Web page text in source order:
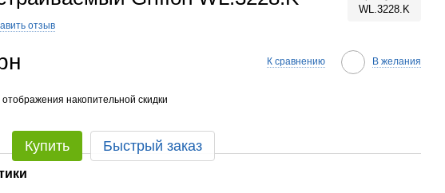
WL.3228.K
отзыв
К сравнению В желания
отображения накопительной скидки
Купить Быстрый заказ